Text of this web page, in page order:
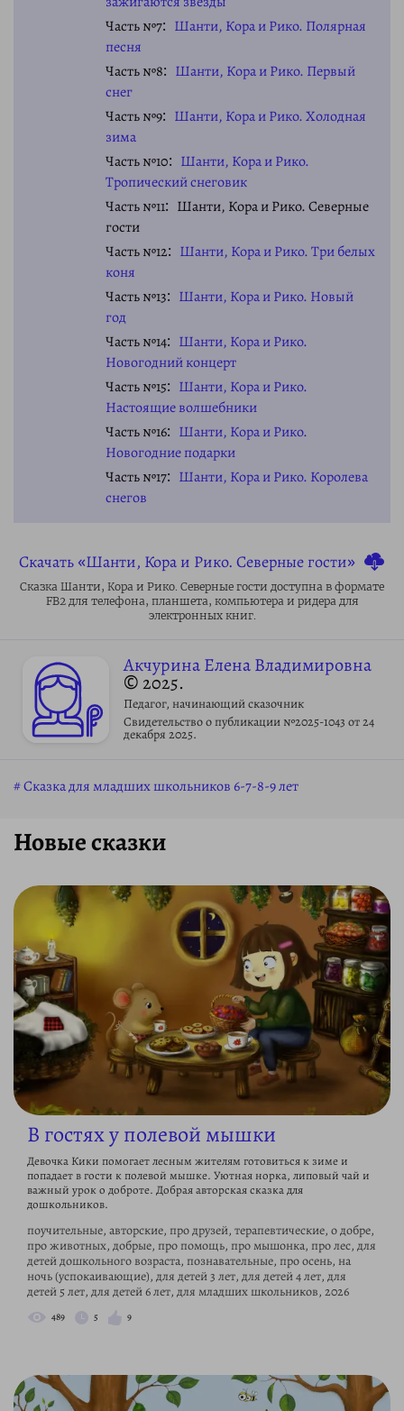
Часть №7
Шанти, Кора и Рико. Полярная
песня
Часть №8
Шанти, Кора и Рико. Первый
снег
Часть №9
Шанти, Кора и Рико. Холодная
зима
Часть №10
Шанти, Кора и Рико.
Тропический снеговик
Часть №11
Шанти, Кора и Рико. Северные
гости
Часть №12
Шанти, Кора и Рико. Три белых
коня
Часть №13
Шанти, Кора и Рико. Новый
год
Часть №14
Шанти, Кора и Рико.
Новогодний концерт
Часть №15
Шанти, Кора и Рико.
Настоящие волшебники
Часть №16
Шанти, Кора и Рико.
Новогодние подарки
Часть №17
Шанти, Кора и Рико. Королева
снегов
Скачать «Шанти, Кора и Рико. Северные гости»
Сказка Шанти, Кора и Рико. Северные гости доступна в формате
FB2 для телефона, планшета, компьютера и ридера для
электронных книг.
Акчурина Елена Владимировна
© 2025.
Педагог, начинающий сказочник
Свидетельство о публикации №2025-1043 от 24
декабря 2025.
Сказка для младших школьников 6-7-8-9 лет
Новые сказки
В гостях у полевой мышки
Девочка Кики помогает лесным жителям готовиться к зиме и
попадает в гости к полевой мышке. Уютная норка, липовый чай и
важный урок о доброте. Добрая авторская сказка для
дошкольников.
поучительные, авторские, про друзей, терапевтические, о добре,
про животных, добрые, про помощь, про мышонка, про лес, для
детей дошкольного возраста, познавательные, про осень, на
ночь (успокаивающие), для детей 3 лет, для детей 4 лет, для
детей 5 лет, для детей 6 лет, для младших школьников, 2026
489 5 9